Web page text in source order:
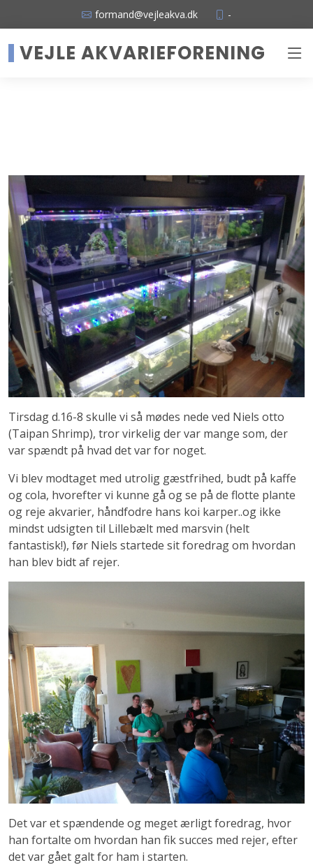
formand@vejleakva.dk -
VEJLE AKVARIEFORENING
Tirsdag d.16-8 skulle vi så mødes nede ved Niels otto
(Taipan Shrimp), tror virkelig der var mange som, der
var spændt på hvad det var for noget.
Vi blev modtaget med utrolig gæstfrihed, budt på kaffe
og cola, hvorefter vi kunne gå og se på de flotte plante
og reje akvarier, håndfodre hans koi karper..og ikke
mindst udsigten til Lillebælt med marsvin (helt
fantastisk!), før Niels startede sit foredrag om hvordan
han blev bidt af rejer.
Det var et spændende og meget ærligt foredrag, hvor
han fortalte om hvordan han fik succes med rejer, efter
det var gået galt for ham i starten.